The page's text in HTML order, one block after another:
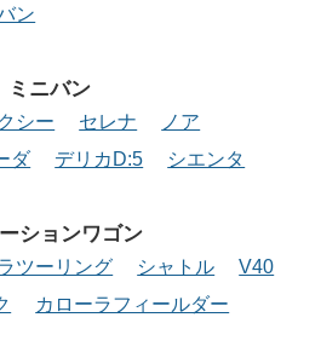
ン
ミニバン
シー セレナ
ノア
ダ
デリカD:5 シエンタ
ションワゴン
ツーリング シャトル
V40
カローラフィールダー